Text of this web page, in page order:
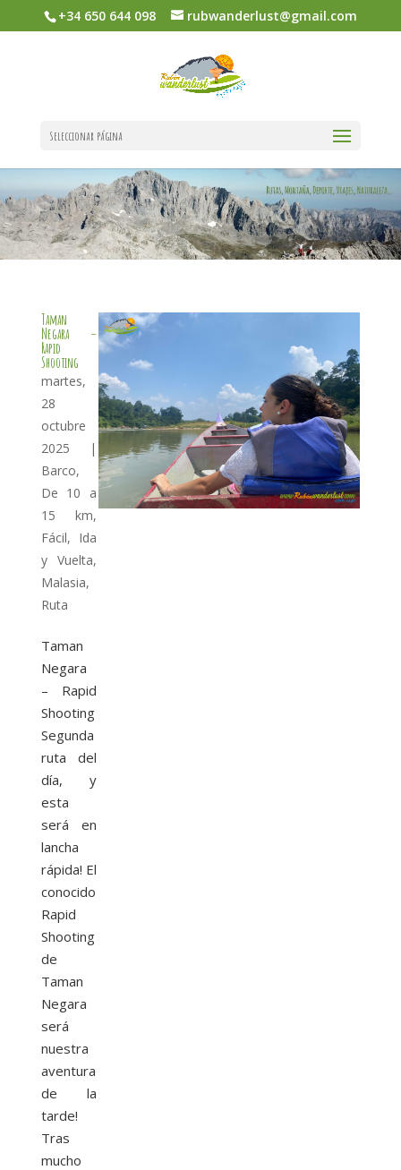
+34 650 644 098 rubwanderlust@gmail.com
Seleccionar página
Taman
Negara –
Rapid
Shooting
martes,
28
octubre
2025 |
Barco,
De 10 a
15 km,
Fácil, Ida
y Vuelta,
Malasia,
Ruta
Taman
Negara
– Rapid
Shooting
Segunda
ruta del
día, y
esta
será en
lancha
rápida! El
conocido
Rapid
Shooting
de
Taman
Negara
será
nuestra
aventura
de la
tarde!
Tras
mucho